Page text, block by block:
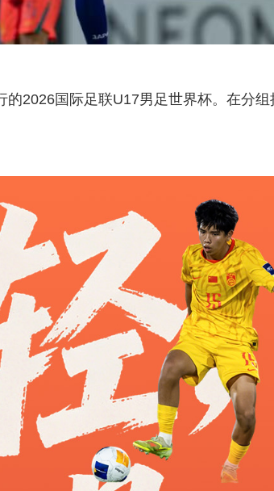
2026国际足联U17男足世界杯。在分组